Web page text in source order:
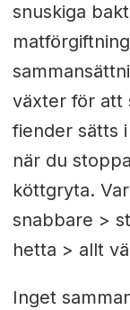
snuskiga
växter för att
fiender sätts
när du
köttgryta.
snabbare >
hetta > allt
Inget